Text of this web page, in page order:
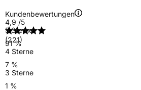
Kundenbewertungen
4,9 /5
(221)
5 Sterne
91 %
4 Sterne
7 %
3 Sterne
1 %